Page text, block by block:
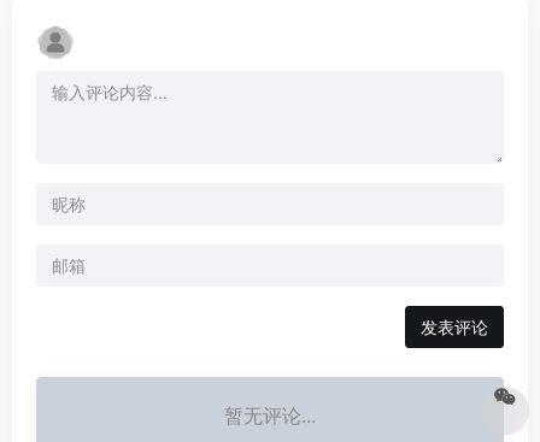
发表评论
暂无评论...